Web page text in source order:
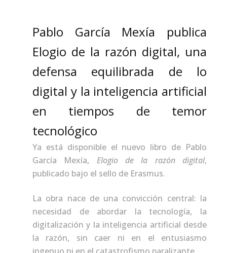
Pablo García Mexía publica
Elogio de la razón digital, una
defensa equilibrada de lo
digital y la inteligencia artificial
en tiempos de temor
tecnológico
Ya está disponible el nuevo libro de Pablo
García Mexía, Elogio de la razón digital,
publicado bajo el sello de Erasmus.
La obra nace de una convicción central: la
necesidad de abordar la tecnología, la
digitalización y la inteligencia artificial desde
la razón, sin caer ni en el entusiasmo